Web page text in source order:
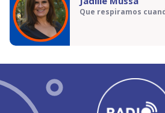
Que respiramos